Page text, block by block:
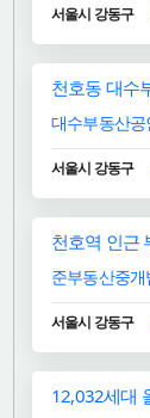
서울시 강동구
천호동 대수
대수부동산
서울시 강동구
천호역 인근
준부동산중개
서울시 강동구
12,032세대